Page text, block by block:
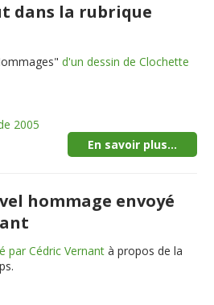
dans la rubrique
d'un dessin de Clochette
2005
En savoir plus...
hommage envoyé
par Cédric Vernantà propos de la